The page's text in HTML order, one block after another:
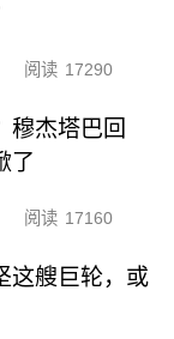
阅读 17290
穆杰塔巴回
了
阅读 17160
这艘巨轮，或